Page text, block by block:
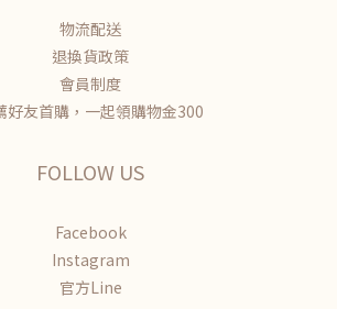
物流配送
退換貨政策
會員制度
好友首購，一起領購物金300
FOLLOW US
Facebook
Instagram
官方Line